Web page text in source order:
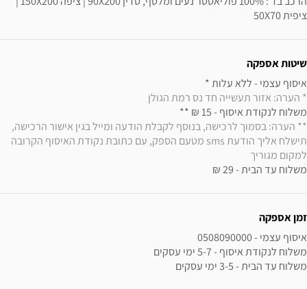
ציפית 50X70
שיטות אספקה
איסוף עצמי - ללא עלות *
* הערה: אזור תעשייה חד נס רמת הגולן
משלוח לנקודת איסוף - 15 ₪ **
למקום מגוריך
משלוח עד הבית - 29 ₪
זמן אספקה
משלוח עד הבית - 3-5 ימי עסקים